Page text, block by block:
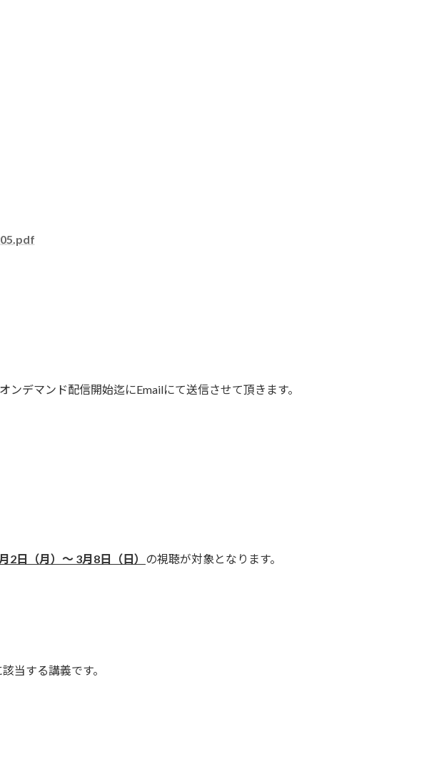
デマンド配信開始迄にEmailにて送信させて頂きます。
2日（月）～ 3月8日（日） の視聴が対象となります。
当する講義です。